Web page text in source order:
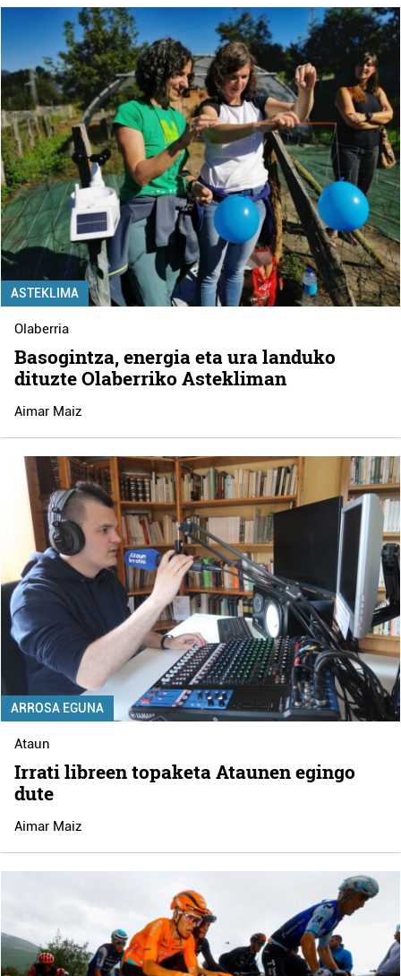
ASTEKLIMA
Olaberria
Basogintza, energia eta ura landuko
dituzte Olaberriko Astekliman
Aimar Maiz
ARROSA EGUNA
Ataun
Irrati libreen topaketa Ataunen egingo
dute
Aimar Maiz